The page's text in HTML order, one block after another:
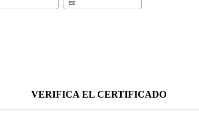
VERIFICA EL CERTIFICADO